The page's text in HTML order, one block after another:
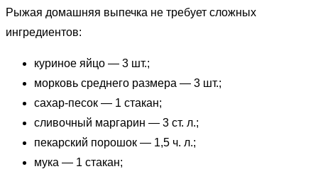
Рыжая домашняя выпечка не требует сложных
ингредиентов:
куриное яйцо — 3 шт.;
морковь среднего размера — 3 шт.;
сахар-песок — 1 стакан;
сливочный маргарин — 3 ст. л.;
пекарский порошок — 1,5 ч. л.;
мука — 1 стакан;